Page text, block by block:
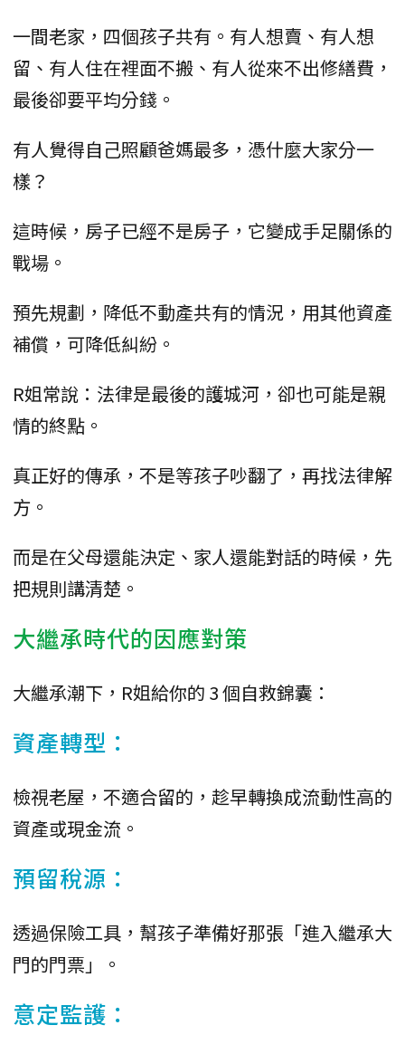
一間老家，四個孩子共有。有人想賣、有人想
留、有人住在裡面不搬、有人從來不出修繕費，
最後卻要平均分錢。
有人覺得自己照顧爸媽最多，憑什麼大家分一
樣？
這時候，房子已經不是房子，它變成手足關係的
戰場。
預先規劃，降低不動產共有的情況，用其他資產
補償，可降低糾紛。
R姐常說：法律是最後的護城河，卻也可能是親
情的終點。
真正好的傳承，不是等孩子吵翻了，再找法律解
方。
而是在父母還能決定、家人還能對話的時候，先
把規則講清楚。
大繼承時代的因應對策
大繼承潮下，R姐給你的 3 個自救錦囊：
資產轉型：
檢視老屋，不適合留的，趁早轉換成流動性高的
資產或現金流。
預留稅源：
透過保險工具，幫孩子準備好那張「進入繼承大
門的門票」。
意定監護：